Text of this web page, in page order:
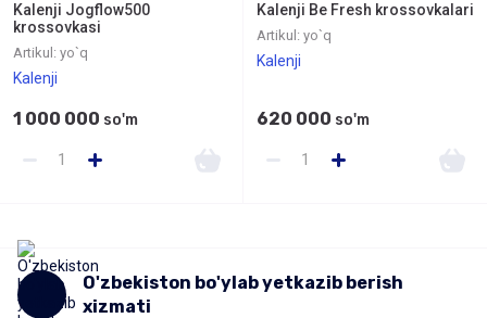
Kalenji Jogflow500
krossovkasi
Artikul: yo`q
Kalenji
1 000 000 so'm
Kalenji Be Fresh krossovkalari
Artikul: yo`q
Kalenji
620 000 so'm
O'zbekiston bo'ylab yetkazib berish
xizmati